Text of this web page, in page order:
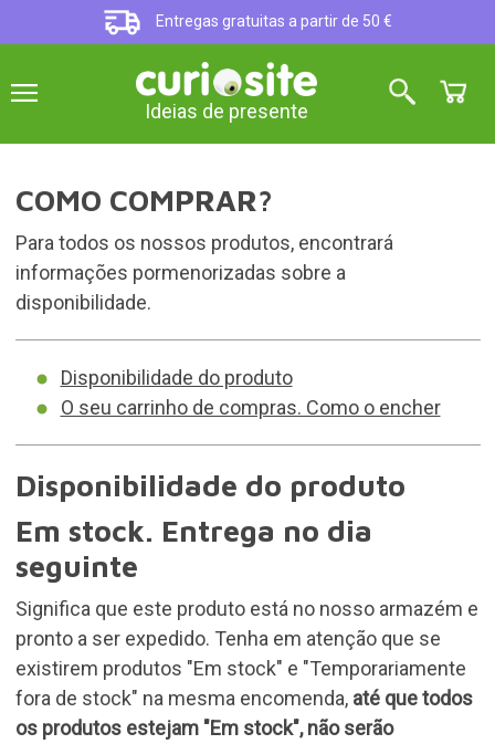
Entregas gratuitas a partir de 50 €
Ideias de presente
COMO COMPRAR?
Para todos os nossos produtos, encontrará
informações pormenorizadas sobre a
disponibilidade.
Disponibilidade do produto
O seu carrinho de compras. Como o encher
Disponibilidade do produto
Em stock. Entrega no dia
seguinte
Significa que este produto está no nosso armazém e
pronto a ser expedido. Tenha em atenção que se
existirem produtos "Em stock" e "Temporariamente
fora de stock" na mesma encomenda, até que todos
os produtos estejam "Em stock", não serão